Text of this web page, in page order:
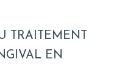
TRAITEMENT
EN